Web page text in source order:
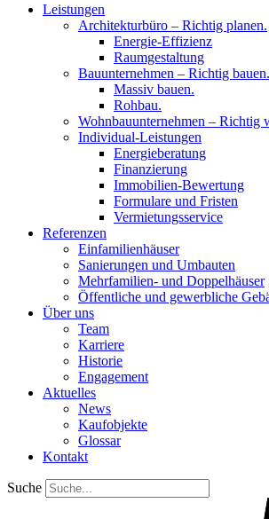
Leistungen
Architekturbüro – Richtig planen.
Energie-Effizienz
Raumgestaltung
Bauunternehmen – Richtig bauen.
Massiv bauen.
Rohbau.
Wohnbauunternehmen – Richtig
Individual-Leistungen
Energieberatung
Finanzierung
Immobilien-Bewertung
Formulare und Fristen
Vermietungsservice
Referenzen
Einfamilienhäuser
Sanierungen und Umbauten
Mehrfamilien- und Doppelhäuser
Öffentliche und gewerbliche
Über uns
Team
Karriere
Historie
Engagement
Aktuelles
News
Kaufobjekte
Glossar
Kontakt
Suche